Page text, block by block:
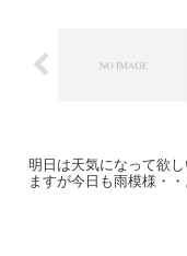
明日は天気になって欲
ますが今日も雨模様・・